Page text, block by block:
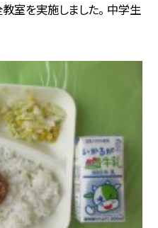
教室を実施しました。 中学生